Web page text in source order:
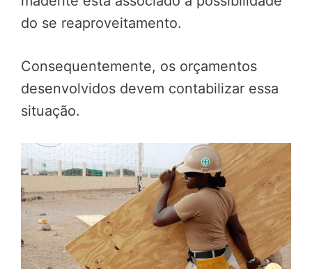
do se reaproveitamento.
Consequentemente, os orçamentos
desenvolvidos devem contabilizar essa
situação.